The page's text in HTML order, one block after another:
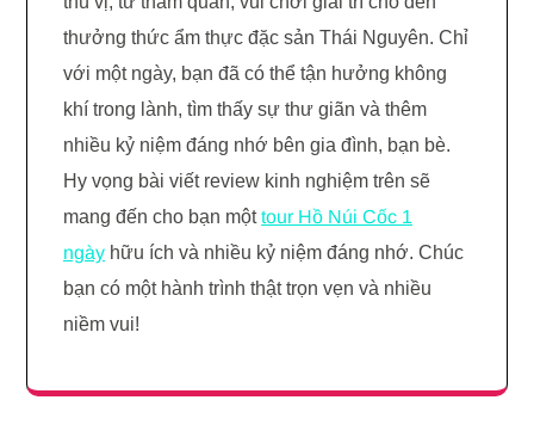
thưởng thức ẩm thực đặc sản Thái Nguyên. Chỉ
với một ngày, bạn đã có thể tận hưởng không
khí trong lành, tìm thấy sự thư giãn và thêm
nhiều kỷ niệm đáng nhớ bên gia đình, bạn bè.
Hy vọng bài viết review kinh nghiệm trên sẽ
mang đến cho bạn mộttour Hồ Núi Cốc 1
ngày hữu ích và nhiều kỷ niệm đáng nhớ. Chúc
bạn có một hành trình thật trọn vẹn và nhiều
niềm vui!